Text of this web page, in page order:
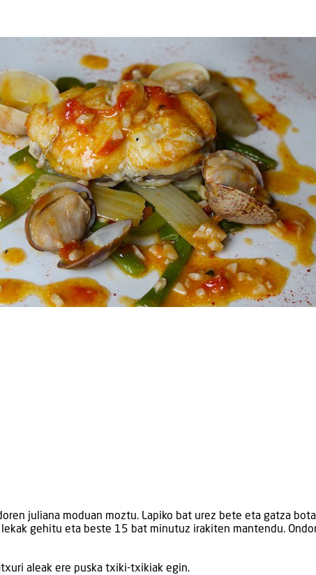
juliana moduan moztu. Lapiko bat urez bete eta gatza
gehitu eta beste 15 bat minutuz irakiten mantendu.
aleak ere puska txiki-txikiak egin.